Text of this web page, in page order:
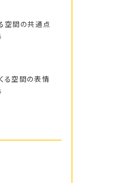
空間の共通点
る空間の表情